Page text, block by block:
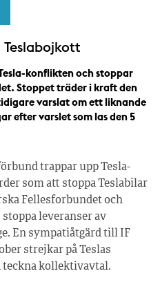
konflikten och stoppar
Stoppet träder i kraft den
varslat om ett liknande
efter varslet som las den 5
trappar upp Tesla-
som att stoppa Teslabilar
Fellesforbundet och
leveranser av
En sympatiåtgärd till IF
strejkar på Teslas
teckna kollektivavtal.